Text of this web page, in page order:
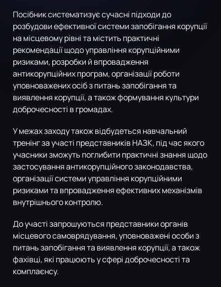
Посібник систематизує сучасні підходи до
розбудови ефективної системи запобігання корупції
на місцевому рівні та містить практичні
рекомендації щодо управління корупційними
ризиками, розробки й впровадження
антикорупційних програм, організації роботи
уповноважених осіб з питань запобігання та
виявлення корупції, а також формування культури
доброчесності в громадах.
У межах заходу також відбудеться навчальний
тренінг за участі представників НАЗК, під час якого
учасники зможуть поглибити практичні знання щодо
застосування антикорупційного законодавства,
організації системи управління корупційними
ризиками та впровадження ефективних механізмів
внутрішнього контролю.
До участі запрошуються представники органів
місцевого самоврядування, уповноважені особи з
питань запобігання та виявлення корупції, а також
фахівці, які працюють у сфері доброчесності та
комплаєнсу.